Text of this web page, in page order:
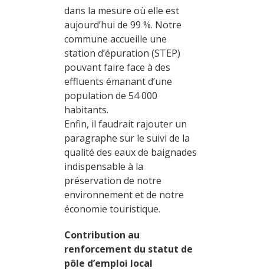
dans la mesure où elle est
aujourd’hui de 99 %. Notre
commune accueille une
station d’épuration (STEP)
pouvant faire face à des
effluents émanant d’une
population de 54 000
habitants.
Enfin, il faudrait rajouter un
paragraphe sur le suivi de la
qualité des eaux de baignades
indispensable à la
préservation de notre
environnement et de notre
économie touristique.
Contribution au
renforcement du statut de
pôle d’emploi local